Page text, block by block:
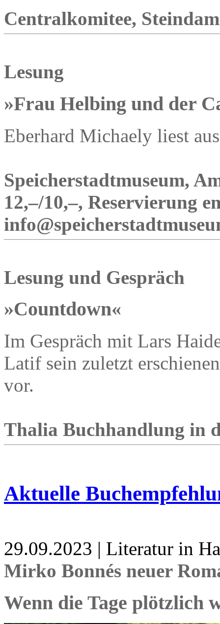
Centralkomitee,
Lesung
»Frau Helbing und der
Eberhard Michaely liest
Speicherstadtmuseum,
12,–/10,–, Reservierung
Lesung und Gespräch
»Countdown«
Im Gespräch mit Lars
Latif sein zuletzt
vor.
Thalia Buchhandlung in
Aktuelle
29.09.2023 | Literatur in
Mirko Bonnés neuer
Wenn die Tage plötzlich